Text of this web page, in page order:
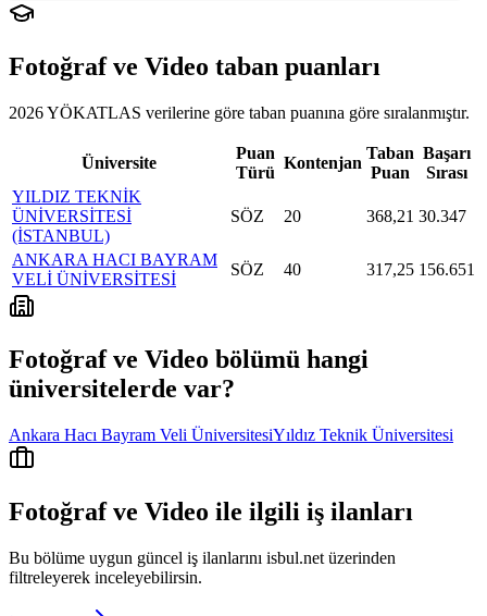
Fotoğraf ve Video taban puanları
2026 YÖKATLAS verilerine göre taban puanına göre sıralanmıştır.
Üniversite
Puan
Türü
Kontenjan
Taban
Puan
Başarı
Sırası
YILDIZ TEKNİK
ÜNİVERSİTESİ
(İSTANBUL)
SÖZ 20 368,21 30.347
ANKARA HACI BAYRAM
VELİ ÜNİVERSİTESİ
SÖZ 40 317,25 156.651
Fotoğraf ve Video bölümü hangi
üniversitelerde var?
Ankara Hacı Bayram Veli ÜniversitesiYıldız Teknik Üniversitesi
Fotoğraf ve Video ile ilgili iş ilanları
Bu bölüme uygun güncel iş ilanlarını isbul.net üzerinden
filtreleyerek inceleyebilirsin.